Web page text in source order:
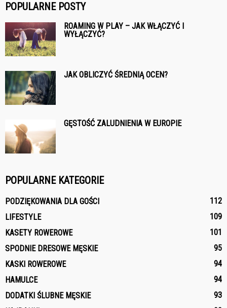
POPULARNE POSTY
ROAMING W PLAY – JAK WŁĄCZYĆ I
WYŁĄCZYĆ?
JAK OBLICZYĆ ŚREDNIĄ OCEN?
GĘSTOŚĆ ZALUDNIENIA W EUROPIE
POPULARNE KATEGORIE
PODZIĘKOWANIA DLA GOŚCI
112
LIFESTYLE
109
KASETY ROWEROWE
101
SPODNIE DRESOWE MĘSKIE
95
KASKI ROWEROWE
94
HAMULCE
94
DODATKI ŚLUBNE MĘSKIE
93